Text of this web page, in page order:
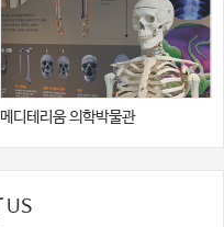
메디테리움 의학박물관
US